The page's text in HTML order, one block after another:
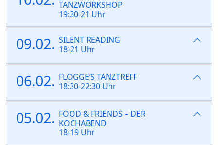
TANZWORKSHOP
19:30-21 Uhr
09.02. SILENT READING
18-21 Uhr
06.02. FLOGGE’S TANZTREFF
18:30-22:30 Uhr
05.02. FOOD & FRIENDS – DER
KOCHABEND
18-19 Uhr